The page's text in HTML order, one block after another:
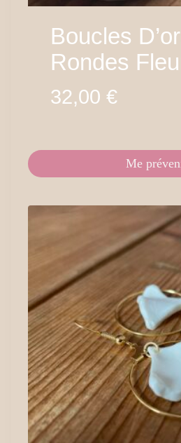
Boucles
Rondes
32,00 €
Me